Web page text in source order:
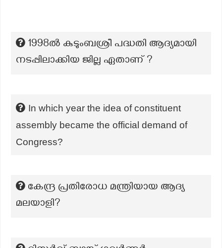
1998ൽ കുടുംബശ്രീ പദ്ധതി ആദ്യമായി
നടപ്പിലാക്കിയ ജില്ല ഏതാണ് ?
In which year the idea of constituent
assembly became the official demand of
Congress?
കേന്ദ്ര പ്രതിരോധ മന്ത്രിയായ ആദ്യ
മലയാളി?